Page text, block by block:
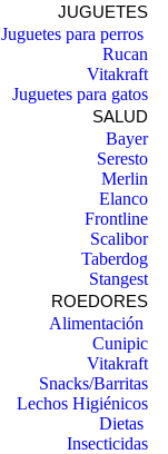
JUGUETES
Juguetes para perros ​
Rucan
Vitakraft
Juguetes para gatos
SALUD
Bayer
Seresto
Merlin
Elanco
Frontline
Scalibor
Taberdog
Stangest
ROEDORES
Alimentación ​
Cunipic
Vitakraft
Snacks/Barritas
Lechos Higiénicos
Dietas ​
Insecticidas